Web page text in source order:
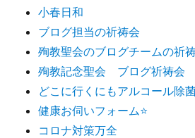
小春日和
ブログ担当の祈祷会
殉教聖会のブログチームの祈
殉教記念聖会 ブログ祈祷会
どこに行くにもアルコール除
健康お伺いフォーム⭐️
コロナ対策万全